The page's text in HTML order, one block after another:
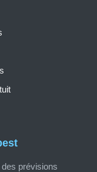
prévisions